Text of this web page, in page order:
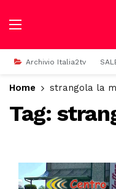
Archivio Italia2tv
Home strangola la
Tag: